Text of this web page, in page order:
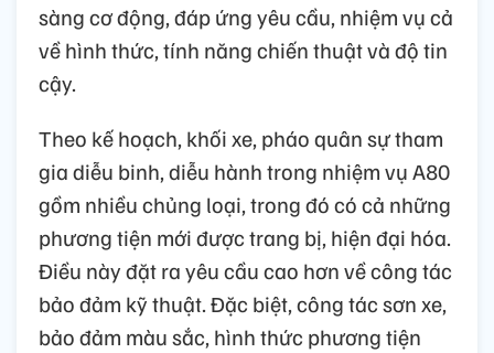
sàng cơ động, đáp ứng yêu cầu, nhiệm vụ cả
về hình thức, tính năng chiến thuật và độ tin
cậy.
Theo kế hoạch, khối xe, pháo quân sự tham
gia diễu binh, diễu hành trong nhiệm vụ A80
gồm nhiều chủng loại, trong đó có cả những
phương tiện mới được trang bị, hiện đại hóa.
Điều này đặt ra yêu cầu cao hơn về công tác
bảo đảm kỹ thuật. Đặc biệt, công tác sơn xe,
bảo đảm màu sắc, hình thức phương tiện